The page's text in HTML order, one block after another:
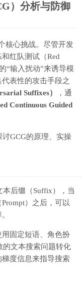
）分析与防御
核心挑战。尽管开发
红队测试（Red
“输入扰动”来诱导模
表性的攻击手段之
Suffixes）
，通
Continuous Guided
GCG的原理、实操
本后缀（Suffix），当
）之后，可以
固定短语、角色扮
的文本搜索问题转化
梯度信息来指导搜索